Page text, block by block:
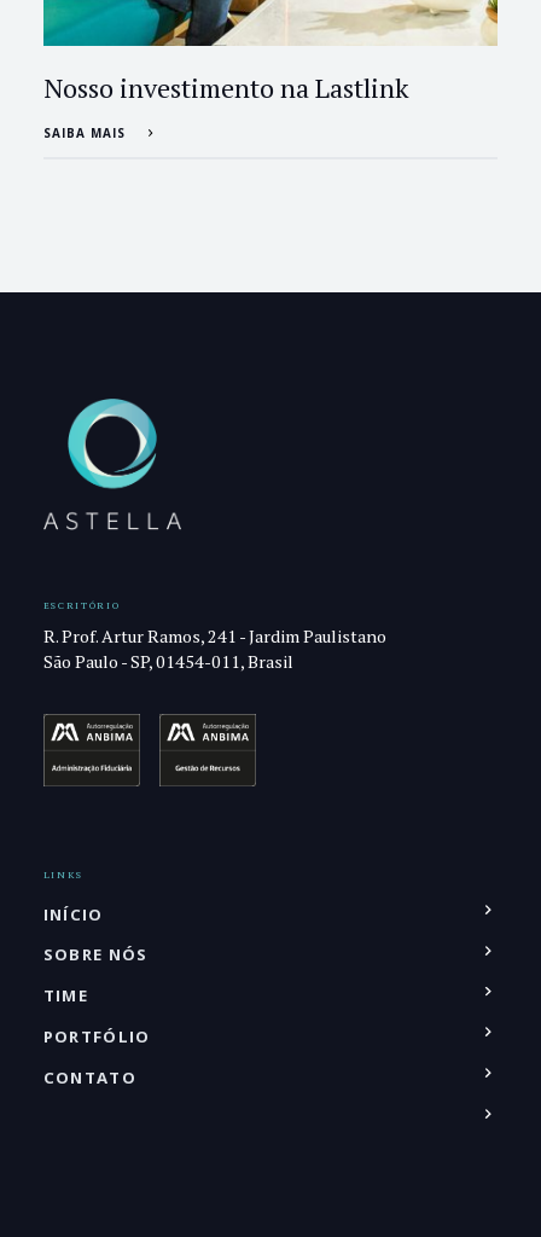
Nosso investimento na Lastlink
SAIBA MAIS
ESCRITÓRIO
R. Prof. Artur Ramos, 241 - Jardim Paulistano
São Paulo - SP, 01454-011, Brasil
LINKS
INÍCIO
SOBRE NÓS
TIME
PORTFÓLIO
CONTATO